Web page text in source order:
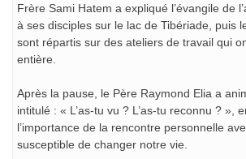
Frère Sami Hatem a expliqué l’évangile de
à ses disciples sur le lac de Tibériade, puis
sont répartis sur des ateliers de travail qui
entière.
Après la pause, le Père Raymond Elia a
intitulé : « L’as-tu vu ? L’as-tu reconnu ? »,
l’importance de la rencontre personnelle
susceptible de changer notre vie.